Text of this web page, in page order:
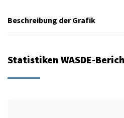
Beschreibung der Grafik
Statistiken WASDE-